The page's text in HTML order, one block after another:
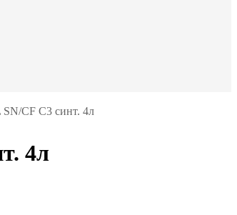
CF C3 синт. 4л
4л